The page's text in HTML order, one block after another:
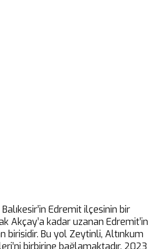
Edremit ilçesinin bir
Akçay’a kadar uzanan Edremit’in
birisidir. Bu yol Zeytinli, Altınkum
birbirine bağlamaktadır. 2023